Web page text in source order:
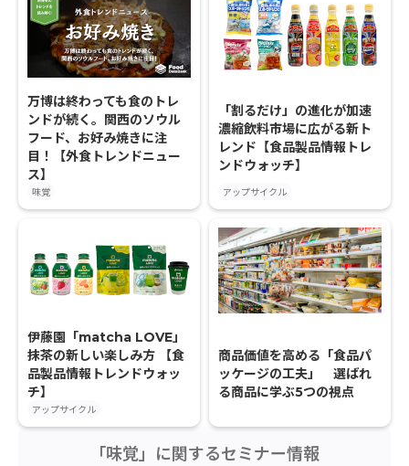
万博は終わっても食のトレ
ンドが続く。関西のソウル
フード、お好み焼きに注
目！【外食トレンドニュー
ス】
味覚
「割るだけ」の進化が加速
濃縮飲料市場に広がる新ト
レンド【食品製品情報トレ
ンドウォッチ】
アップサイクル
伊藤園「matcha LOVE」
抹茶の新しい楽しみ方 【食
品製品情報トレンドウォッ
チ】
アップサイクル
商品価値を高める「食品パ
ッケージの工夫」 選ばれ
る商品に学ぶ5つの視点
「味覚」に関するセミナー情報